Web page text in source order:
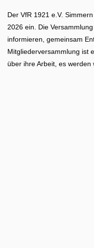
Der VfR 1921 e.V.
2026 ein. Die
informieren, gemeinsam
Mitgliederversammlung ist
über ihre Arbeit, es